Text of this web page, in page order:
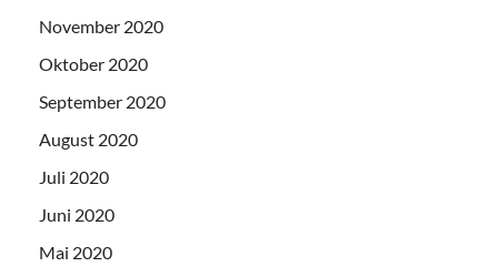
November 2020
Oktober 2020
September 2020
August 2020
Juli 2020
Juni 2020
Mai 2020